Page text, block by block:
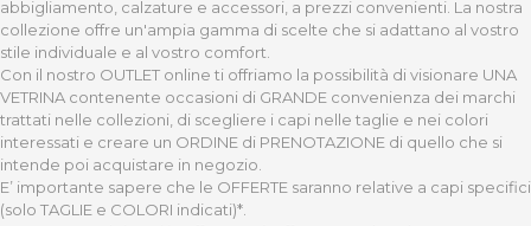
abbigliamento, calzature e accessori, a prezzi convenienti. La nostra
collezione offre un'ampia gamma di scelte che si adattano al vostro
stile individuale e al vostro comfort.
Con il nostro OUTLET online ti offriamo la possibilità di visionare UNA
VETRINA contenente occasioni di GRANDE convenienza dei marchi
trattati nelle collezioni, di scegliere i capi nelle taglie e nei colori
interessati e creare un ORDINE di PRENOTAZIONE di quello che si
intende poi acquistare in negozio.
E’ importante sapere che le OFFERTE saranno relative a capi specifici
(solo TAGLIE e COLORI indicati)*.